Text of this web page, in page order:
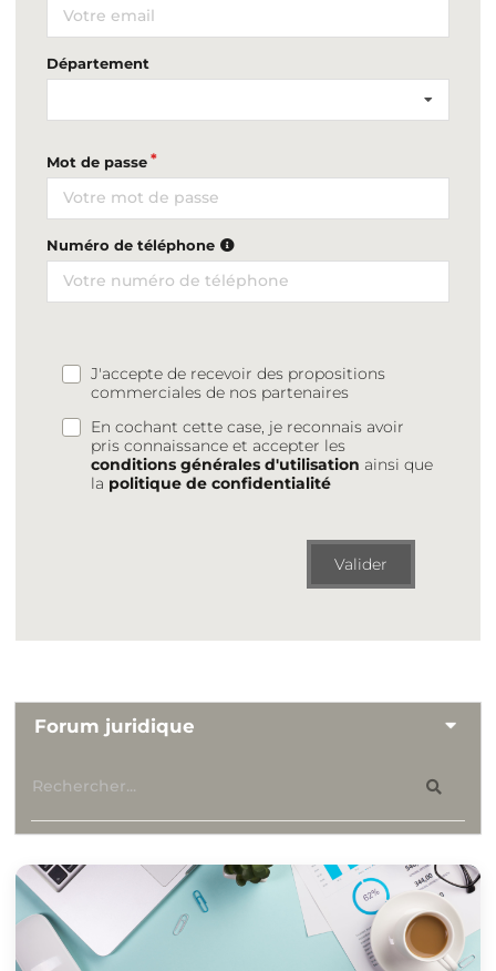
Département
Mot de passe
Numéro de téléphone
J'accepte de recevoir des propositions
commerciales de nos partenaires
En cochant cette case, je reconnais avoir
pris connaissance et accepter les
conditions générales d'utilisation ainsi que
la politique de confidentialité
Valider
Forum juridique